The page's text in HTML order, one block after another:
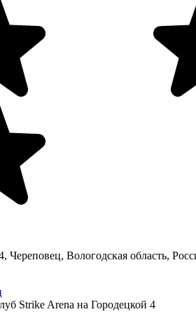
Череповец, Вологодская область,
Strike Arena на Городецкой 4